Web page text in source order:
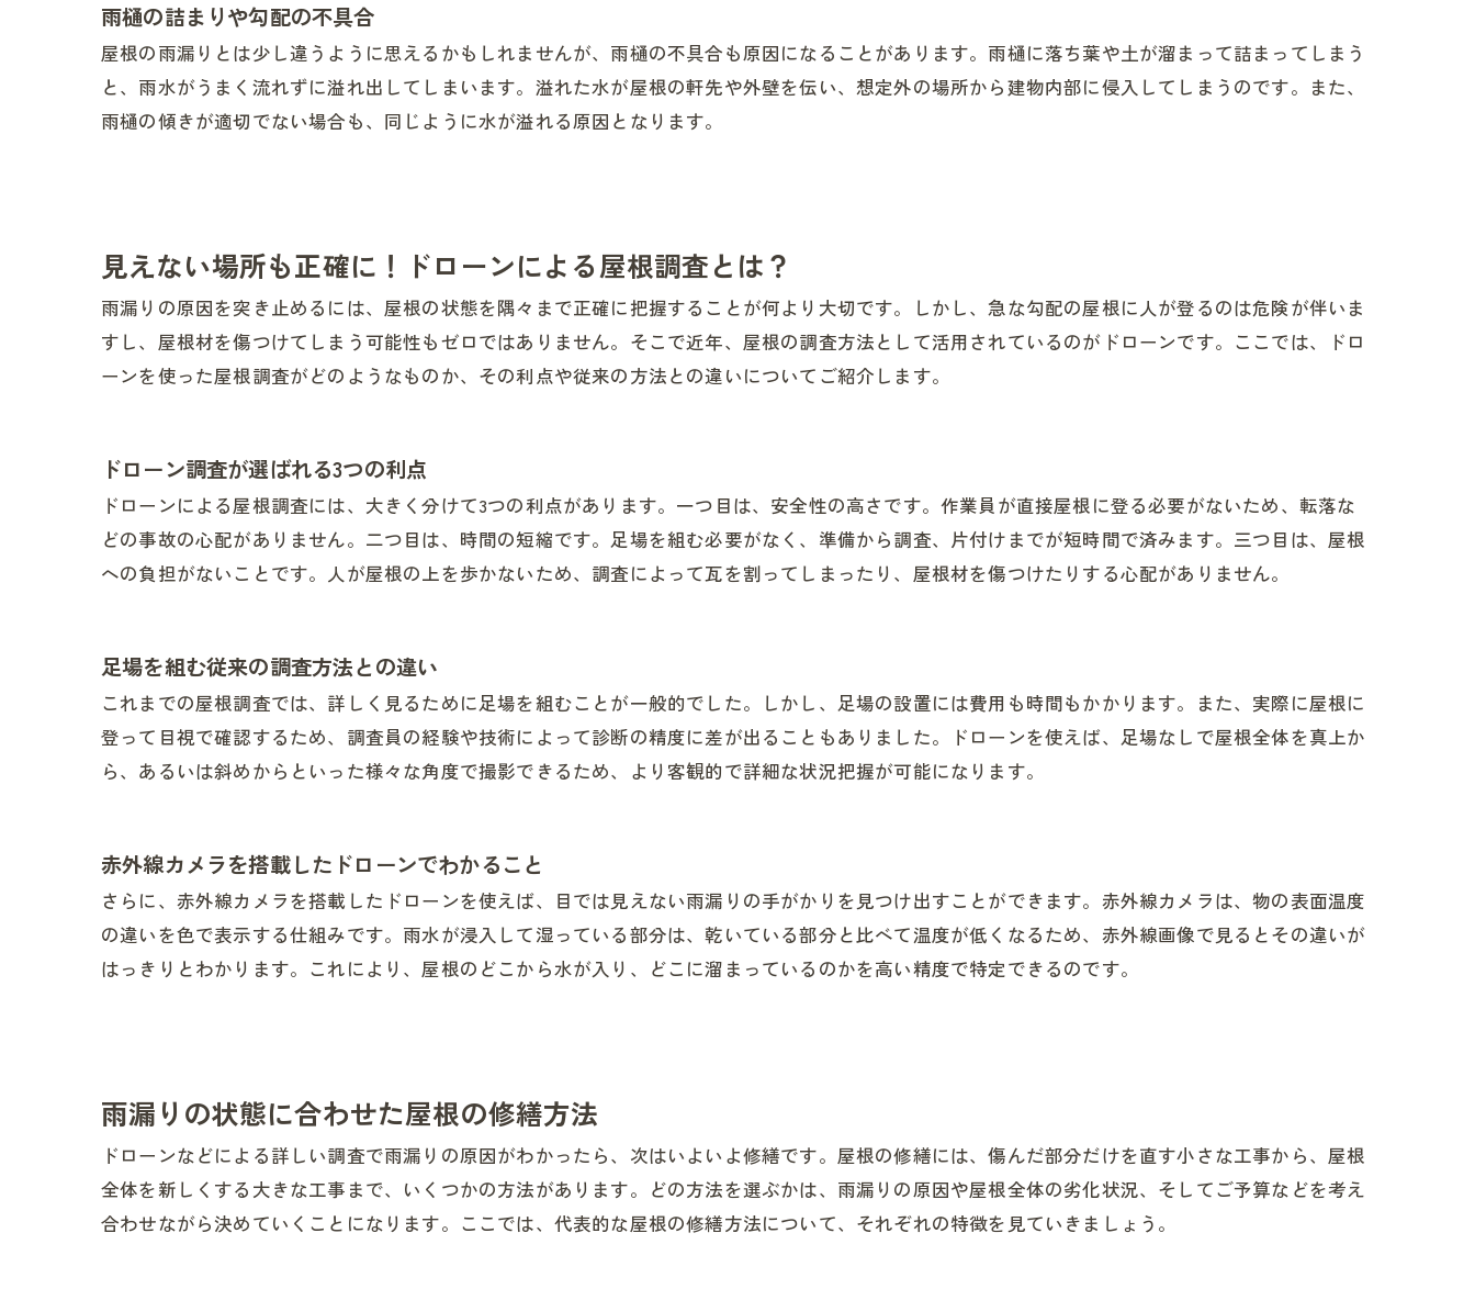
雨樋の詰まりや勾配の不具合
屋根の雨漏りとは少し違うように思えるかもしれませんが、雨樋の不具合も原因になることがあります。雨樋に落ち葉や土が溜まって詰まってしまう
と、雨水がうまく流れずに溢れ出してしまいます。溢れた水が屋根の軒先や外壁を伝い、想定外の場所から建物内部に侵入してしまうのです。また、
雨樋の傾きが適切でない場合も、同じように水が溢れる原因となります。
見えない場所も正確に！ドローンによる屋根調査とは？
雨漏りの原因を突き止めるには、屋根の状態を隅々まで正確に把握することが何より大切です。しかし、急な勾配の屋根に人が登るのは危険が伴いま
すし、屋根材を傷つけてしまう可能性もゼロではありません。そこで近年、屋根の調査方法として活用されているのがドローンです。ここでは、ドロ
ーンを使った屋根調査がどのようなものか、その利点や従来の方法との違いについてご紹介します。
ドローン調査が選ばれる3つの利点
ドローンによる屋根調査には、大きく分けて3つの利点があります。一つ目は、安全性の高さです。作業員が直接屋根に登る必要がないため、転落な
どの事故の心配がありません。二つ目は、時間の短縮です。足場を組む必要がなく、準備から調査、片付けまでが短時間で済みます。三つ目は、屋根
への負担がないことです。人が屋根の上を歩かないため、調査によって瓦を割ってしまったり、屋根材を傷つけたりする心配がありません。
足場を組む従来の調査方法との違い
これまでの屋根調査では、詳しく見るために足場を組むことが一般的でした。しかし、足場の設置には費用も時間もかかります。また、実際に屋根に
登って目視で確認するため、調査員の経験や技術によって診断の精度に差が出ることもありました。ドローンを使えば、足場なしで屋根全体を真上か
ら、あるいは斜めからといった様々な角度で撮影できるため、より客観的で詳細な状況把握が可能になります。
赤外線カメラを搭載したドローンでわかること
さらに、赤外線カメラを搭載したドローンを使えば、目では見えない雨漏りの手がかりを見つけ出すことができます。赤外線カメラは、物の表面温度
の違いを色で表示する仕組みです。雨水が浸入して湿っている部分は、乾いている部分と比べて温度が低くなるため、赤外線画像で見るとその違いが
はっきりとわかります。これにより、屋根のどこから水が入り、どこに溜まっているのかを高い精度で特定できるのです。
雨漏りの状態に合わせた屋根の修繕方法
ドローンなどによる詳しい調査で雨漏りの原因がわかったら、次はいよいよ修繕です。屋根の修繕には、傷んだ部分だけを直す小さな工事から、屋根
全体を新しくする大きな工事まで、いくつかの方法があります。どの方法を選ぶかは、雨漏りの原因や屋根全体の劣化状況、そしてご予算などを考え
合わせながら決めていくことになります。ここでは、代表的な屋根の修繕方法について、それぞれの特徴を見ていきましょう。